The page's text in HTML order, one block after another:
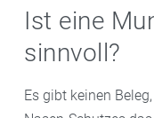
Ist eine
sinnvoll?
Es gibt keinen